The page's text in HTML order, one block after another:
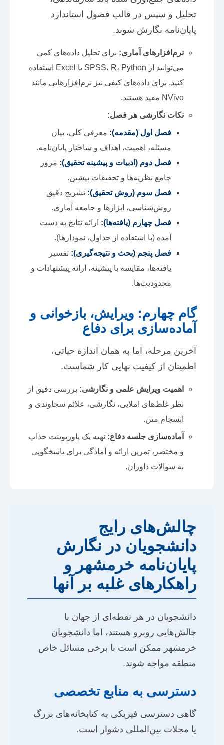
تحلیل و سپس در قالب فصول استاندارد
پایان‌نامه نگارش شوند.
نرم‌افزارهای آماری: برای تحلیل داده‌های کمی
می‌توانید از SPSS، R، Python یا Excel استفاده
کنید. برای داده‌های کیفی نیز نرم‌افزارهایی مانند
NVivo مفید هستند.
نکات نگارشی هر فصل:
فصل اول (مقدمه): معرفی کلی، بیان
مسئله، اهمیت، اهداف و ساختار پایان‌نامه.
فصل دوم (ادبیات و پیشینه تحقیق): مرور
جامع نظریه‌ها و تحقیقات پیشین.
فصل سوم (روش تحقیق): تشریح دقیق
روش‌شناسی، ابزارها و جامعه آماری.
فصل چهارم (یافته‌ها): ارائه نتایج به دست
آمده (با استفاده از جداول، نمودارها).
فصل پنجم (بحث و نتیجه‌گیری): تفسیر
یافته‌ها، مقایسه با پیشینه، ارائه پیشنهادات و
محدودیت‌ها.
گام چهارم: ویرایش، بازخوانی و
آماده‌سازی برای دفاع
آخرین مرحله، اما به همان اندازه حیاتی،
اطمینان از کیفیت نهایی کار شماست.
اهمیت ویرایش علمی و نگارشی: بررسی دقیق از
نظر غلط‌های املایی، نگارشی، علائم سجاوندی و
انسجام متن.
آماده‌سازی جلسه دفاع: تهیه یک پاورپوینت جذاب
و مختصر، تمرین ارائه و آمادگی برای پاسخگویی
به سوالات داوران.
چالش‌های رایج
دانشجویان در نگارش
پایان‌نامه خرمشهر و
راهکارهای غلبه بر آنها
دانشجویان در هر نقطه‌ای از جهان با
چالش‌هایی روبرو هستند، اما دانشجویان
خرمشهر ممکن است با برخی مسائل خاص
منطقه مواجه شوند.
دسترسی به منابع تخصصی
گاهی دسترسی فیزیکی به کتابخانه‌های بزرگ
یا مجلات بین‌المللی دشوار است.